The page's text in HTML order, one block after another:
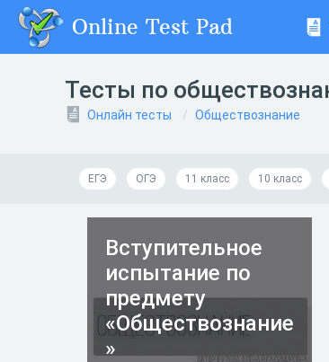
Online Test Pad
Тесты по
Онлайн тесты Обществознание
ЕГЭ ОГЭ 11 класс 10 класс
Вступительное
испытание по
предмету
«Обществознание
»